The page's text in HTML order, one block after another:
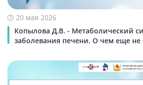
20 мая 2026
Копылова Д.В. - Метаболический
заболевания печени. О чем еще не